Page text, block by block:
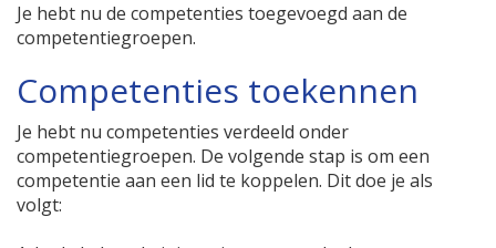
Je hebt nu de competenties toegevoegd aan de
competentiegroepen.
Competenties toekennen
Je hebt nu competenties verdeeld onder
competentiegroepen. De volgende stap is om een
competentie aan een lid te koppelen. Dit doe je als
volgt: